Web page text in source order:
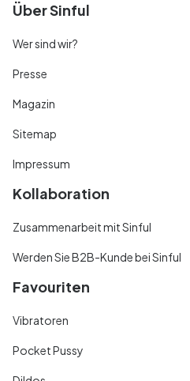
Über Sinful
Wer sind wir?
Presse
Magazin
Sitemap
Impressum
Kollaboration
Zusammenarbeit mit Sinful
Werden Sie B2B-Kunde bei Sinful
Favouriten
Vibratoren
Pocket Pussy